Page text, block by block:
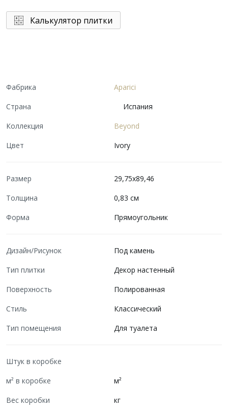
Калькулятор плитки
Фабрика
Aparici
Страна
Испания
Коллекция
Beyond
Цвет
Ivory
Размер
29,75x89,46
Толщина
0,83 см
Форма
Прямоугольник
Дизайн/Рисунок
Под камень
Тип плитки
Декор настенный
Поверхность
Полированная
Стиль
Классический
Тип помещения
Для туалета
Штук в коробке
м² в коробке
м²
Вес коробки
кг